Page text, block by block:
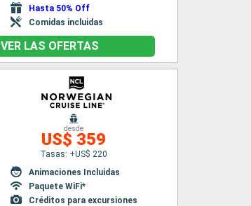
Hasta 50% Off
Comidas incluidas
VER LAS OFERTAS
desde
US$ 359
Tasas: +US$ 220
Animaciones Incluidas
Paquete WiFi*
Créditos para excursiones